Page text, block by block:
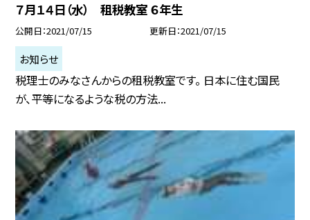
７月１４日（水） 租税教室 ６年生
公開日 2021/07/15 更新日 2021/07/15
お知らせ
税理士のみなさんからの租税教室です。 日本に住む国民
が、平等になるような税の方法...